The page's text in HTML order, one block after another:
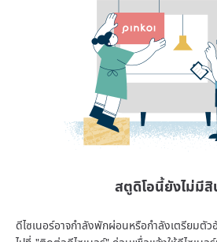
สตูดิโอนี้ยังไม่มีสิ
ดีไซเนอร์อาจกำลังพักผ่อนหรือกำลังเตรียมตัว